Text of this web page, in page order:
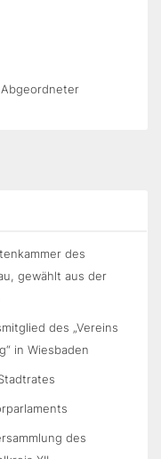
des
gewählt aus der
des „Vereins
in Wiesbaden
des